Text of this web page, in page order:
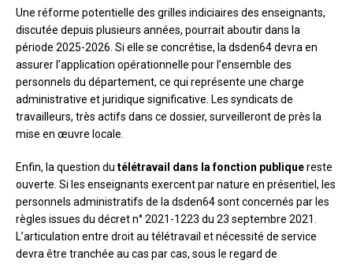
Une réforme potentielle des grilles indiciaires des enseignants,
discutée depuis plusieurs années, pourrait aboutir dans la
période 2025-2026. Si elle se concrétise, la dsden64 devra en
assurer l’application opérationnelle pour l’ensemble des
personnels du département, ce qui représente une charge
administrative et juridique significative. Les syndicats de
travailleurs, très actifs dans ce dossier, surveilleront de près la
mise en œuvre locale.
Enfin, la question du télétravail dans la fonction publiquereste
ouverte. Si les enseignants exercent par nature en présentiel, les
personnels administratifs de la dsden64 sont concernés par les
règles issues du décret n° 2021-1223 du 23 septembre 2021.
L’articulation entre droit au télétravail et nécessité de service
devra être tranchée au cas par cas, sous le regard de